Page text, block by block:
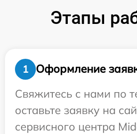
Этапы
1
Оформление
Свяжитесь с нами по
оставьте заявку на
сервисного центра